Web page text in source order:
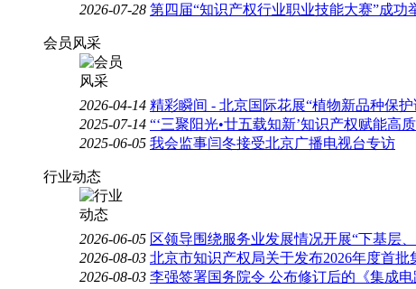
2026-07-28 第四届“知识产权行业职业技能大赛”成功
会员风采
2026-04-14 精彩瞬间 - 北京国际花展“植物新品种保
2025-07-14 “‘三聚阳光•廿五载知新’知识产权赋能高
2025-06-05 我会监事闫冬接受北京广播电视台专访
行业动态
2026-06-05 区领导围绕服务业发展情况开展“下基层
2026-08-03 北京市知识产权局关于发布2026年度首
2026-08-03 李强签署国务院令 公布修订后的《集成电